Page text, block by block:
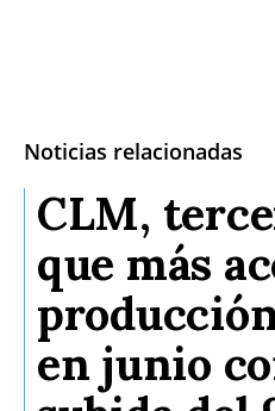
Noticias relacionadas
CLM,
que más
en junio